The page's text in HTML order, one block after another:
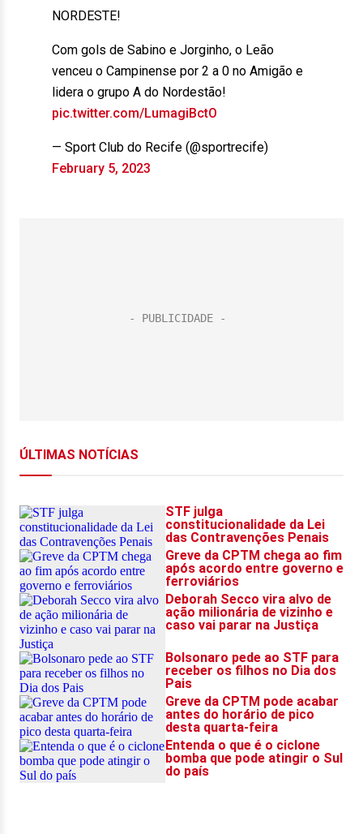
NORDESTE!
Com gols de Sabino e Jorginho, o Leão
venceu o Campinense por 2 a 0 no Amigão e
lidera o grupo A do Nordestão!
pic.twitter.com/LumagiBctO
— Sport Club do Recife (@sportrecife)
February 5, 2023